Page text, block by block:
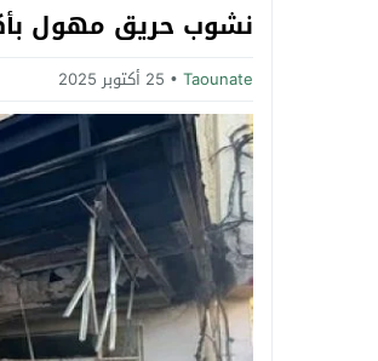
Next
نشوب حريق مهول
Taounate 25 أكتوبر 2025